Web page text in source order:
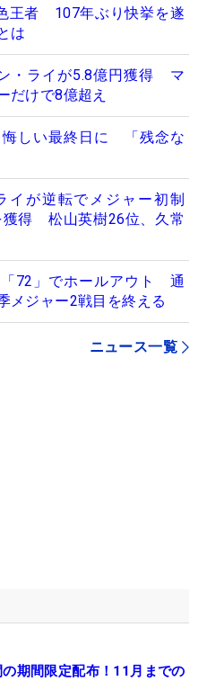
王者 107年ぶり快挙を遂
は
・ライが5.8億円獲得 マ
だけで8億超え
悔しい最終日に 「残念な
イが逆転でメジャー初制
獲得 松山英樹26位、久常
「72」でホールアウト 通
メジャー2戦目を終える
ニュース一覧
期間限定配布！11月までの